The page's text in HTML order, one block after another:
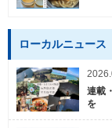
ローカルニュース
連載
を